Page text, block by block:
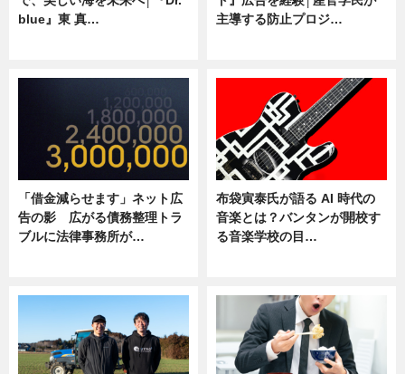
blue』東 真…
主導する防止プロジ…
「借金減らせます」ネット広
告の影 広がる債務整理トラ
ブルに法律事務所が…
布袋寅泰氏が語る AI 時代の
音楽とは？バンタンが開校す
る音楽学校の目…